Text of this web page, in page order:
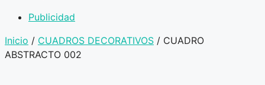
Publicidad
Inicio / CUADROS DECORATIVOS / CUADRO
ABSTRACTO 002